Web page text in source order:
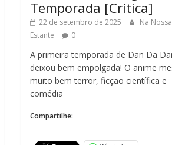
Temporada [Crítica]
22 de setembro de 2025
Na Nossa
Estante
0
A primeira temporada de Dan Da
deixou bem empolgada! O anime
muito bem terror, ficção científica e
comédia
Compartilhe: